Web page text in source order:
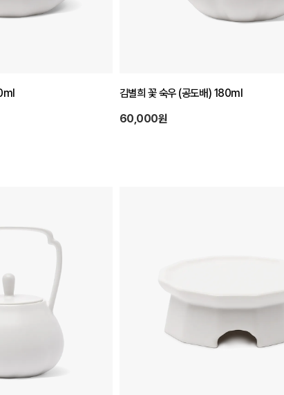
김별희 꽃 숙우 (공도배) 180ml
60,000원